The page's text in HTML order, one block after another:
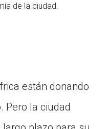
de la ciudad.
están donando
Pero la ciudad